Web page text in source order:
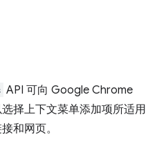
API 可向 Google Chrome
择上下文菜单添加项所适用
和网页。